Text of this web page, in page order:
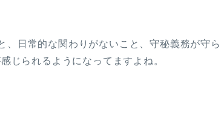
、日常的な関わりがないこと、守秘義務が守ら
じられるようになってますよね。